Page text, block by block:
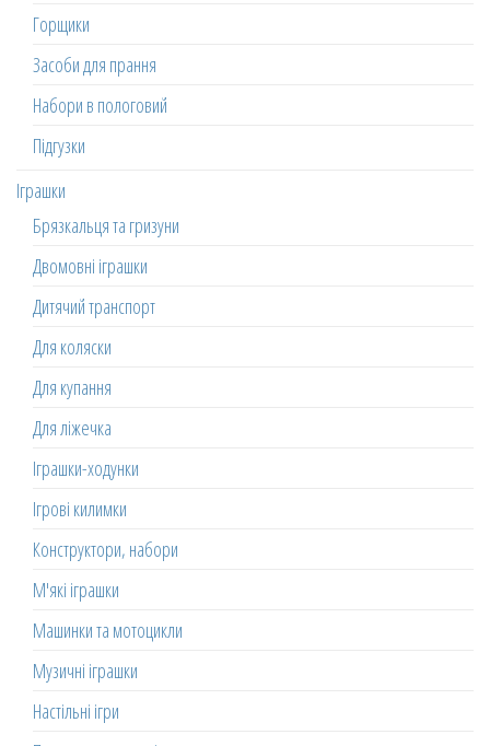
Горщики
Засоби для прання
Набори в пологовий
Підгузки
Іграшки
Брязкальця та гризуни
Двомовні іграшки
Дитячий транспорт
Для коляски
Для купання
Для ліжечка
Іграшки-ходунки
Ігрові килимки
Конструктори, набори
М'які іграшки
Машинки та мотоцикли
Музичні іграшки
Настільні ігри